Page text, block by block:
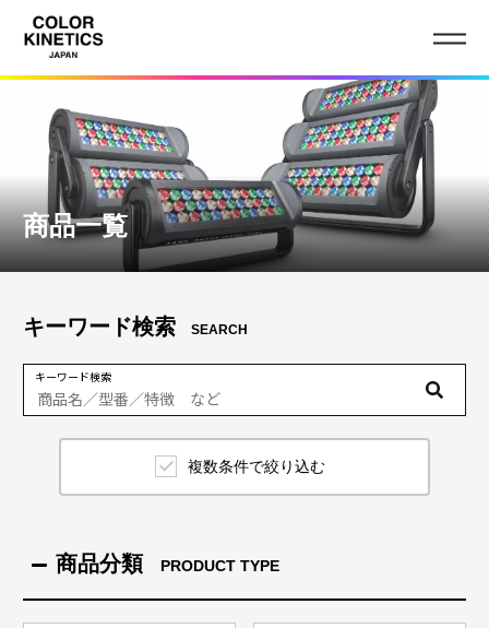
商品一覧
キーワード検索 SEARCH
キーワード検索
複数条件で絞り込む
商品分類 PRODUCT TYPE